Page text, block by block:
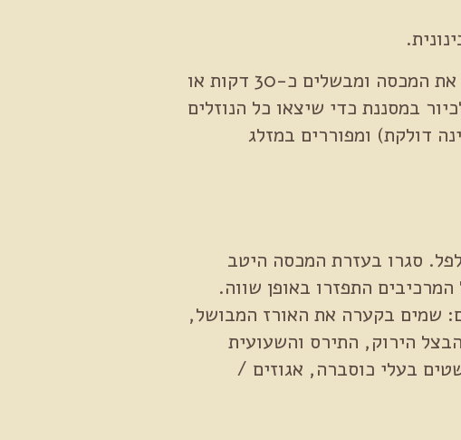
ברתיחה מוסיפים את האורז מרתיחים ומורידים את המכסה ומבשלים כ-30 דקות או
במסננת כדי שיצאו כל הנוזלים
דולקת) ומפוררים במזלג
סגרו בעזרת המכסה היטב
שכל המרכיבים התפזרו באופן שווה.
שמים בקערה את האורז המבושל,
הירוק, התירס והשעועית
בעלי כוסברה, אגוזים /